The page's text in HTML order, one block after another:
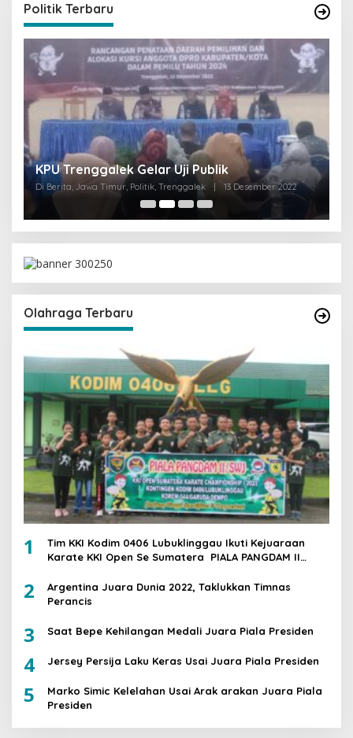
Politik Terbaru
KPU Trenggalek Gelar Uji Publik
Di Berita, Jawa Timur, Politik, Trenggalek 13 Desember 2022
Olahraga Terbaru
1
Tim KKI Kodim 0406 Lubuklinggau Ikuti Kejuaraan
Karate KKI Open Se Sumatera PIALA PANGDAM II
2
Argentina Juara Dunia 2022, Taklukkan Timnas
Perancis
3 Saat Bepe Kehilangan Medali Juara Piala Presiden
4 Jersey Persija Laku Keras Usai Juara Piala Presiden
5
Marko Simic Kelelahan Usai Arak arakan Juara Piala
Presiden